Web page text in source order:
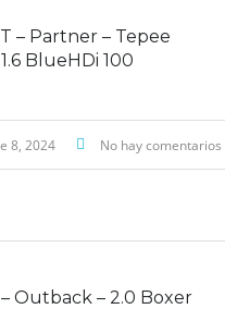
– Partner – Tepee
BlueHDi 100
8, 2024 No hay comentarios
Outback – 2.0 Boxer